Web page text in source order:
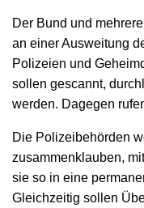
Der Bund und
an einer Ausweitung
Polizeien und
sollen gescannt,
werden. Dagegen
Die Polizeibehörden
zusammenklauben,
sie so in eine
Gleichzeitig sollen